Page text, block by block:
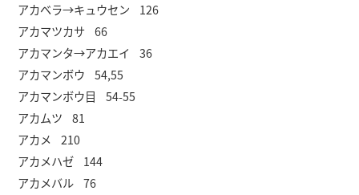
アカベラ→キュウセン 126
アカマツカサ 66
アカマンタ→アカエイ 36
アカマンボウ 54,55
アカマンボウ目 54-55
アカムツ 81
アカメ 210
アカメハゼ 144
アカメバル 76